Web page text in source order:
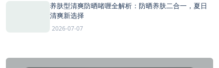
养肤型清爽防晒啫喱全解析：防晒养肤二合一，夏日
清爽新选择
2026-07-07